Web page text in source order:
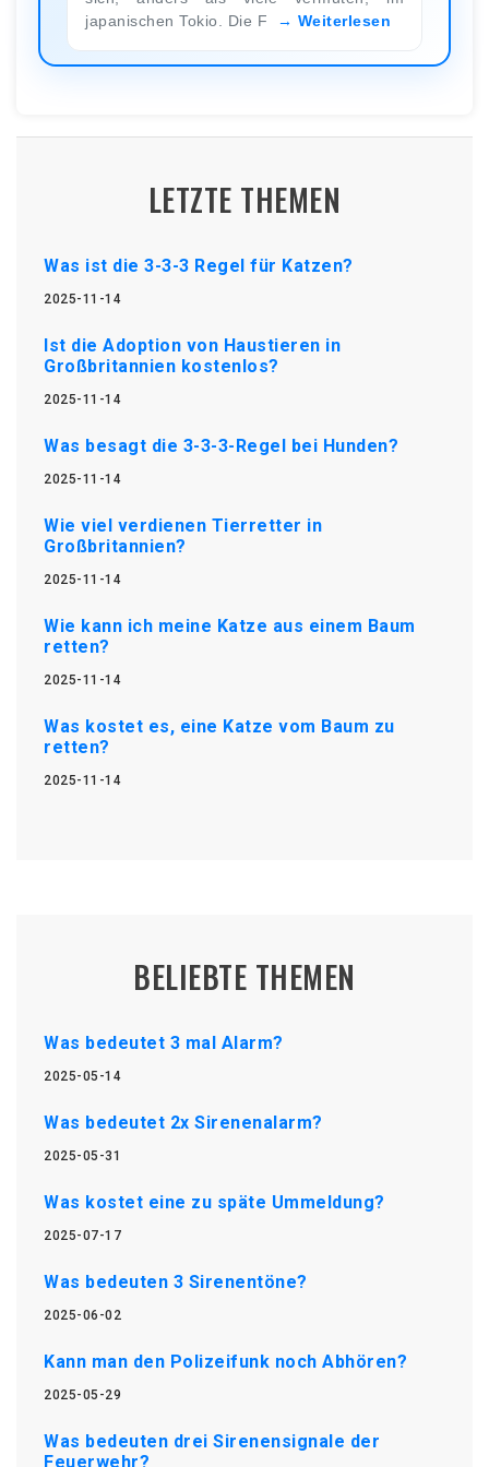
japanischen Tokio. Die F
Weiterlesen
LETZTE THEMEN
Was ist die 3-3-3 Regel für Katzen?
2025-11-14
Ist die Adoption von Haustieren in
Großbritannien kostenlos?
2025-11-14
Was besagt die 3-3-3-Regel bei Hunden?
2025-11-14
Wie viel verdienen Tierretter in
Großbritannien?
2025-11-14
Wie kann ich meine Katze aus einem Baum
retten?
2025-11-14
Was kostet es, eine Katze vom Baum zu
retten?
2025-11-14
BELIEBTE THEMEN
Was bedeutet 3 mal Alarm?
2025-05-14
Was bedeutet 2x Sirenenalarm?
2025-05-31
Was kostet eine zu späte Ummeldung?
2025-07-17
Was bedeuten 3 Sirenentöne?
2025-06-02
Kann man den Polizeifunk noch Abhören?
2025-05-29
Was bedeuten drei Sirenensignale der
Feuerwehr?